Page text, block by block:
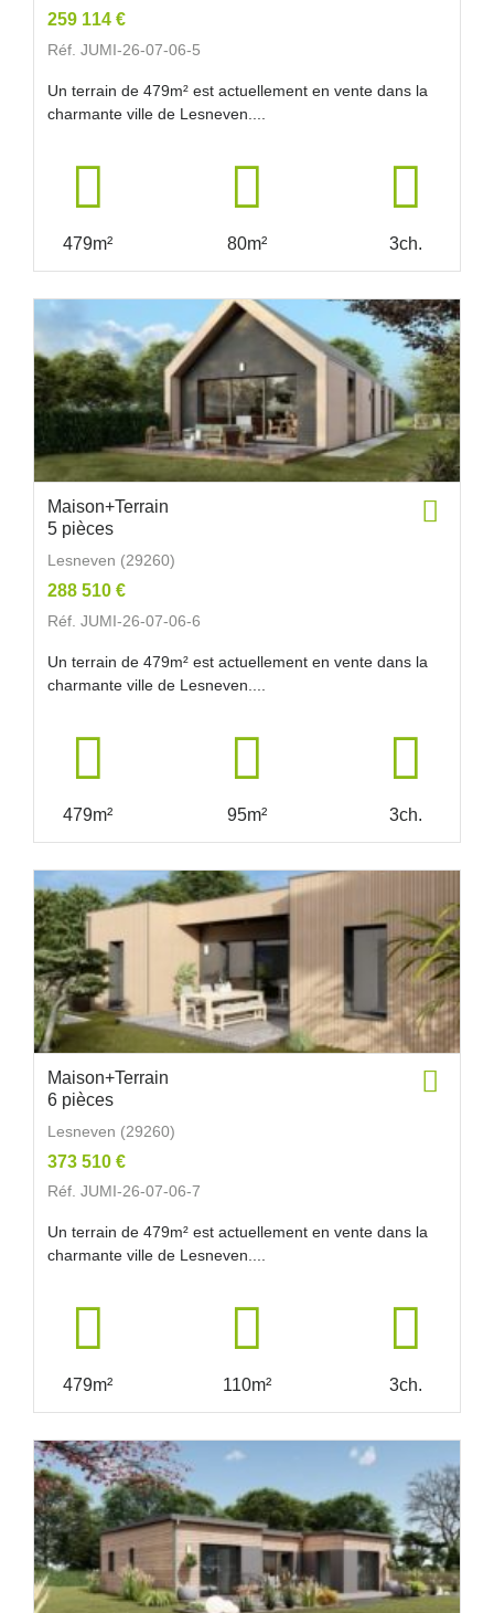
259 114 €
Réf. JUMI-26-07-06-5
Un terrain de 479m² est actuellement en vente dans la
charmante ville de Lesneven....
479m² 80m² 3ch.
Maison+Terrain
5 pièces
Lesneven (29260)
288 510 €
Réf. JUMI-26-07-06-6
Un terrain de 479m² est actuellement en vente dans la
charmante ville de Lesneven....
479m² 95m² 3ch.
Maison+Terrain
6 pièces
Lesneven (29260)
373 510 €
Réf. JUMI-26-07-06-7
Un terrain de 479m² est actuellement en vente dans la
charmante ville de Lesneven....
479m² 110m² 3ch.